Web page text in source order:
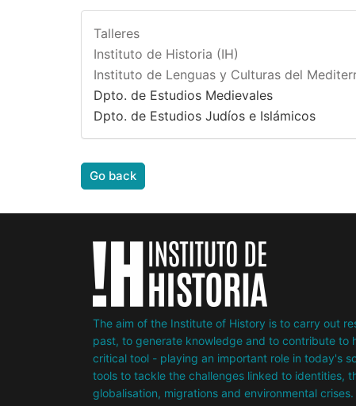
Talleres
Instituto de Historia (IH)
Instituto de Lenguas y Culturas del
Dpto. de Estudios Medievales
Dpto. de Estudios Judíos e Islámicos
Go back
The aim of the Institute of History is to carry out
past, to generate knowledge and to contribute to
critical tool - playing an important role in today's
tools to tackle the challenges linked to identities,
globalisation, migrations and environmental crises.